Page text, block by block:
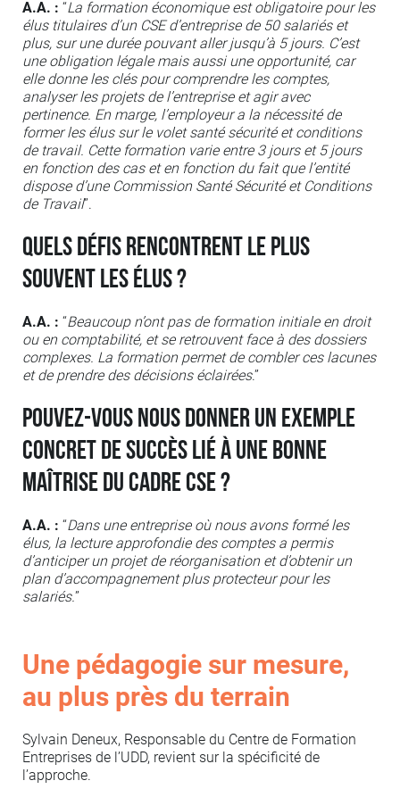
A.A. : “La formation économique est obligatoire pour les
élus titulaires d’un CSE d’entreprise de 50 salariés et
plus, sur une durée pouvant aller jusqu’à 5 jours. C’est
une obligation légale mais aussi une opportunité, car
elle donne les clés pour comprendre les comptes,
analyser les projets de l’entreprise et agir avec
pertinence. En marge, l’employeur a la nécessité de
former les élus sur le volet santé sécurité et conditions
de travail. Cette formation varie entre 3 jours et 5 jours
en fonction des cas et en fonction du fait que l’entité
dispose d’une Commission Santé Sécurité et Conditions
de Travail”.
Quels défis rencontrent le plus
souvent les élus ?
A.A. : “Beaucoup n’ont pas de formation initiale en droit
ou en comptabilité, et se retrouvent face à des dossiers
complexes. La formation permet de combler ces lacunes
et de prendre des décisions éclairées.”
Pouvez-vous nous donner un exemple
concret de succès lié à une bonne
maîtrise du cadre CSE ?
A.A. : “Dans une entreprise où nous avons formé les
élus, la lecture approfondie des comptes a permis
d’anticiper un projet de réorganisation et d’obtenir un
plan d’accompagnement plus protecteur pour les
salariés.”
Une pédagogie sur mesure,
au plus près du terrain
Sylvain Deneux, Responsable du Centre de Formation
Entreprises de l’UDD, revient sur la spécificité de
l’approche.